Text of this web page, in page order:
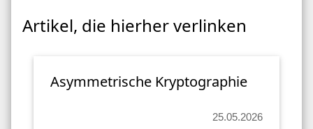
Artikel, die hierher verlinken
Asymmetrische Kryptographie
25.05.2026